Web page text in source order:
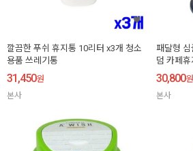
깔끔한 푸쉬 휴지통 10리터 x3개 청소
용품 쓰레기통
31,450원
본사
패달형
덤 카페휴
30,800원
본사